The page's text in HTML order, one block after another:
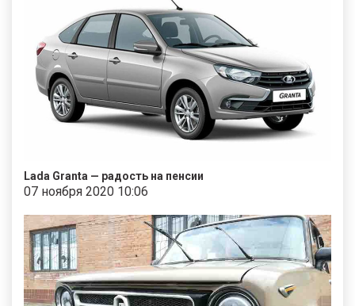
Lada Granta — радость на пенсии
07 ноября 2020 10:06